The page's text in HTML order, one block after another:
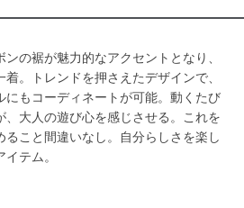
の裾が魅力的なアクセントとなり、
。トレンドを押さえたデザインで、
にもコーディネートが可能。動くたび
、大人の遊び心を感じさせる。これを
こと間違いなし。自分らしさを楽し
テム。